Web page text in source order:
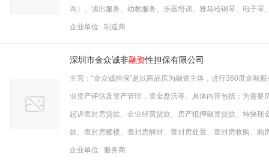
询）、演出服务、幼教服务、乐器培训。雅马哈钢琴、电子
企业单位 制造商
深圳市金众诚非融资性担保有限公司
主营：“金众诚担保”是以商品房为融资主体，进行360度金融
业资产评估及资产管理，资金盘活等。具体内容包括：为需
起诉查封房贷款、企业经营贷款、房产抵押融资贷款、特快
款、查封房赎楼、查封房解封、查封房处置、查封房收购、购
企业单位 服务商